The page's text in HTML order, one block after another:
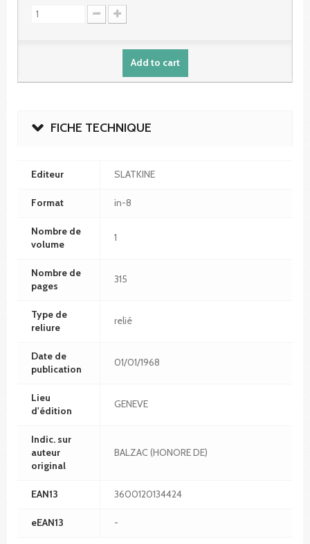
Add to cart
FICHE TECHNIQUE
Editeur SLATKINE
Format in-8
Nombre de
volume
1
Nombre de
pages
315
Type de
reliure
relié
Date de
publication
01/01/1968
Lieu
d'édition
GENEVE
Indic. sur
auteur
original
BALZAC (HONORE DE)
EAN13 3600120134424
eEAN13 -